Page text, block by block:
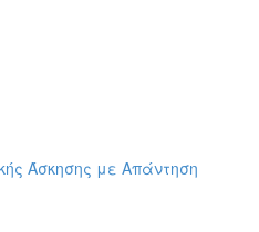
Άσκησης με Απάντηση